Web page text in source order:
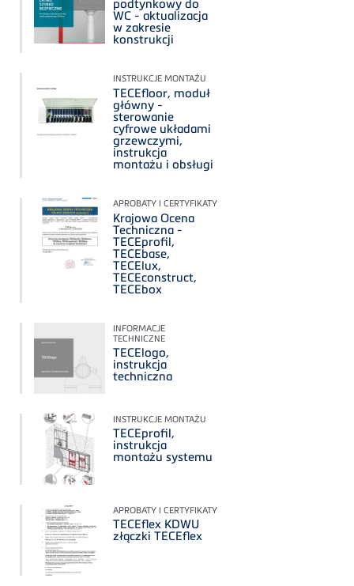
podtynkowy do
WC - aktualizacja
w zakresie
konstrukcji
INSTRUKCJE MONTAŻU
TECEfloor, moduł
główny -
sterowanie
cyfrowe układami
grzewczymi,
instrukcja
montażu i obsługi
APROBATY I CERTYFIKATY
Krajowa Ocena
Techniczna -
TECEprofil,
TECEbase,
TECElux,
TECEconstruct,
TECEbox
INFORMACJE
TECHNICZNE
TECElogo,
instrukcja
techniczna
INSTRUKCJE MONTAŻU
TECEprofil,
instrukcja
montażu systemu
APROBATY I CERTYFIKATY
TECEflex KDWU
złączki TECEflex